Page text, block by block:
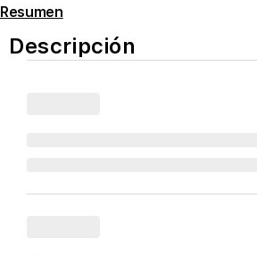
Resumen
Descripción